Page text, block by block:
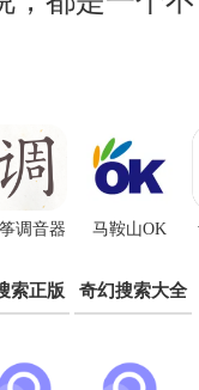
调音器
新版本
马鞍山OK
论坛App
索正版 奇幻搜索大全